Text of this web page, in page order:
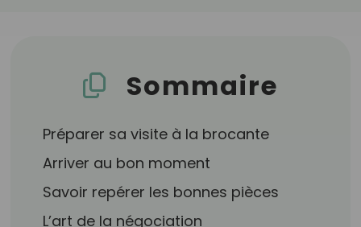
Sommaire
Préparer sa visite à la brocante
Arriver au bon moment
Savoir repérer les bonnes pièces
L’art de la négociation